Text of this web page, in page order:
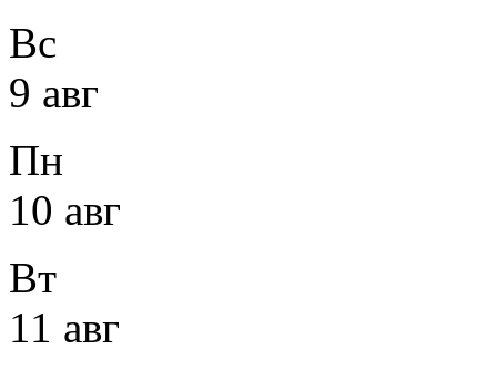
Вс
9 авг
Пн
10 авг
Вт
11 авг